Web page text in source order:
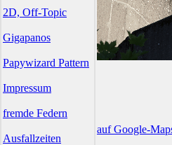
2D, Off-Topic
Gigapanos
Papywizard Pattern
Impressum
fremde Federn
Ausfallzeiten
auf Google-